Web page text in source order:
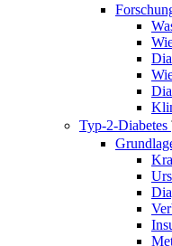
Typ-2-Diabetes